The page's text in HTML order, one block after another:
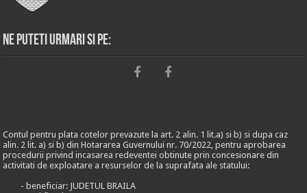
Ne puteti urmari si pe:
Contul pentru plata cotelor prevazute la art. 2 alin. 1 lit.a) si b) si dupa caz
alin. 2 lit. a) si b) din Hotararea Guvernului nr. 70/2022, pentru aprobarea
procedurii privind incasarea redeventei obtinute prin concesionare din
activitati de exploatare a resurselor de la suprafata ale statului:
- beneficiar: JUDETUL BRAILA